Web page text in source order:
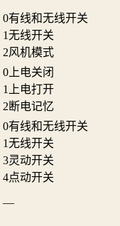
0有线和无线开关
1无线开关
2风机模式
0 上电关闭
1
上电打开
2断电记忆
0有线和无线开关
1无线开关
3灵动开关
4点动开关
—